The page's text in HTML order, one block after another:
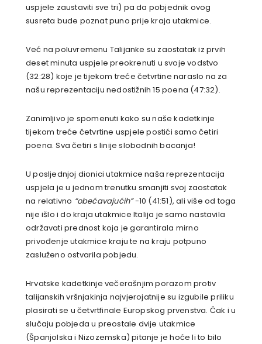
uspjele zaustaviti sve tri) pa da pobjednik ovog
susreta bude poznat puno prije kraja utakmice.
Već na poluvremenu Talijanke su zaostatak iz prvih
deset minuta uspjele preokrenuti u svoje vodstvo
(32:28) koje je tijekom treće četvrtine naraslo na za
našu reprezentaciju nedostižnih 15 poena (47:32).
Zanimljivo je spomenuti kako su naše kadetkinje
tijekom treće četvrtine uspjele postići samo četiri
poena. Sva četiri s linije slobodnih bacanja!
U posljednjoj dionici utakmice naša reprezentacija
uspjela je u jednom trenutku smanjiti svoj zaostatak
na relativno “obećavajućih”-10 (41:51), ali više od toga
nije išlo i do kraja utakmice Italija je samo nastavila
održavati prednost koja je garantirala mirno
privođenje utakmice kraju te na kraju potpuno
zasluženo ostvarila pobjedu.
Hrvatske kadetkinje večerašnjim porazom protiv
talijanskih vršnjakinja najvjerojatnije su izgubile priliku
plasirati se u četvrtfinale Europskog prvenstva. Čak i u
slučaju pobjeda u preostale dvije utakmice
(Španjolska i Nizozemska) pitanje je hoće li to bilo